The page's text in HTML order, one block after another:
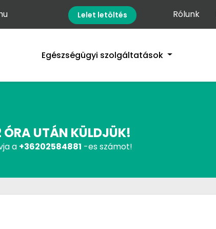
Lelet letöltés Rólunk
Egészségügyi szolgáltatások
ÓRA UTÁN KÜLDJÜK!
a +36202584881 -es számot!